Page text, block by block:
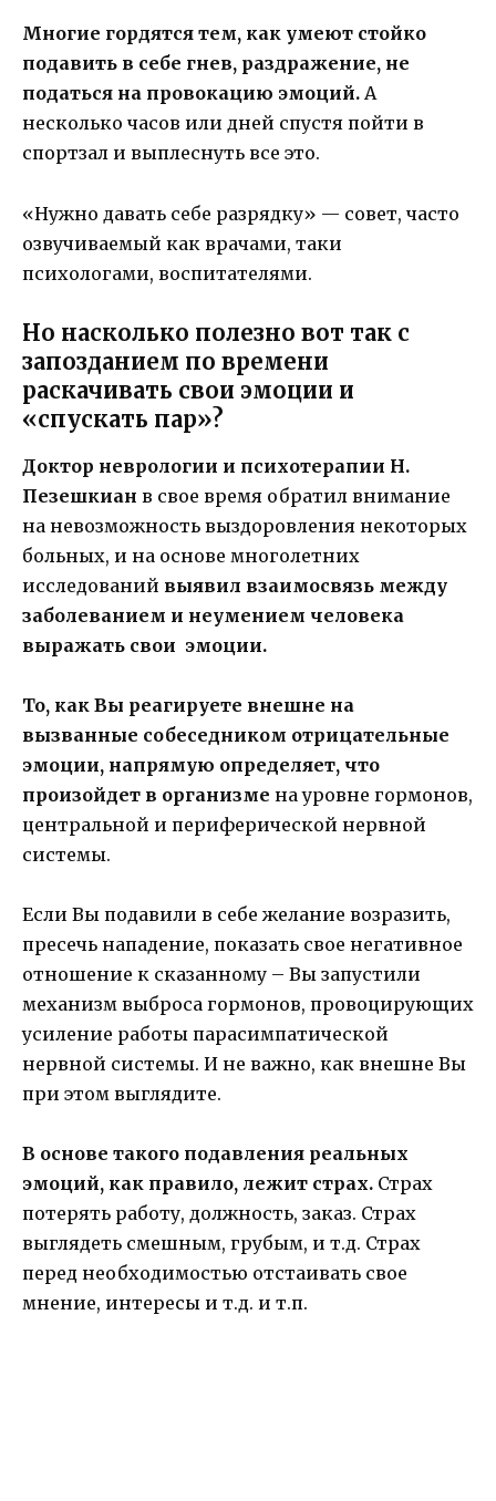
Многие гордятся тем, как умеют стойко
подавить в себе гнев, раздражение, не
податься на провокацию эмоций. А
несколько часов или дней спустя пойти в
спортзал и выплеснуть все это.
«Нужно давать себе разрядку» — совет, часто
озвучиваемый как врачами, таки
психологами, воспитателями.
Но насколько полезно вот так с
запозданием по времени
раскачивать свои эмоции и
«спускать пар»?
Доктор неврологии и психотерапии Н.
Пезешкиан в свое время обратил внимание
на невозможность выздоровления некоторых
больных, и на основе многолетних
исследований выявил взаимосвязь между
заболеванием и неумением человека
выражать свои эмоции.
То, как Вы реагируете внешне на
вызванные собеседником отрицательные
эмоции, напрямую определяет, что
произойдет в организме на уровне гормонов,
центральной и периферической нервной
системы.
Если Вы подавили в себе желание возразить,
пресечь нападение, показать свое негативное
отношение к сказанному – Вы запустили
механизм выброса гормонов, провоцирующих
усиление работы парасимпатической
нервной системы. И не важно, как внешне Вы
при этом выглядите.
В основе такого подавления реальных
эмоций, как правило, лежит страх. Страх
потерять работу, должность, заказ. Страх
выглядеть смешным, грубым, и т.д. Страх
перед необходимостью отстаивать свое
мнение, интересы и т.д. и т.п.